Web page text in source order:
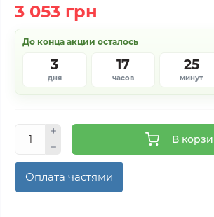
3 053 грн
До конца акции осталось
3
дня
17
часов
25
минут
В
Оплата частями